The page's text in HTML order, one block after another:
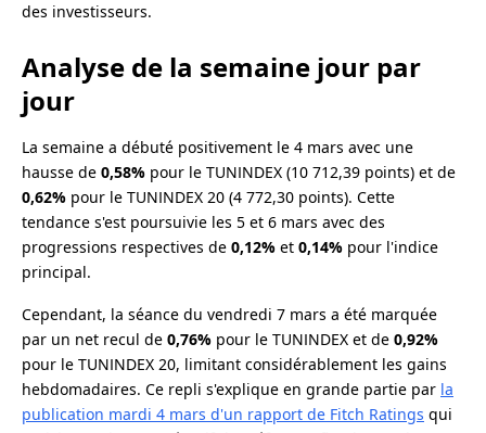
des investisseurs.
Analyse de la semaine jour par
jour
La semaine a débuté positivement le 4 mars avec une
hausse de 0,58% pour le TUNINDEX (10 712,39 points) et de
0,62% pour le TUNINDEX 20 (4 772,30 points). Cette
tendance s'est poursuivie les 5 et 6 mars avec des
progressions respectives de 0,12% et 0,14% pour l'indice
principal.
Cependant, la séance du vendredi 7 mars a été marquée
par un net recul de 0,76% pour le TUNINDEX et de 0,92%
pour le TUNINDEX 20, limitant considérablement les gains
hebdomadaires. Ce repli s'explique en grande partie par la
publication mardi 4 mars d'un rapport de Fitch Ratings qui